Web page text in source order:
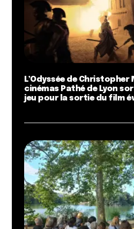
L’Odyssée de Christopher
cinémas Pathé de Lyon
jeu pour la sortie du film